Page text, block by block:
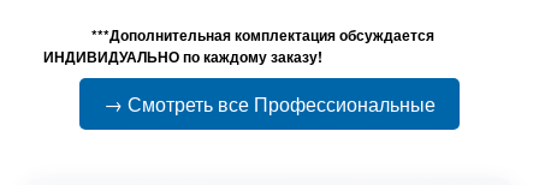
***Дополнительная комплектация обсуждается
ИНДИВИДУАЛЬНО по каждому заказу!
→ Смотреть все Профессиональные